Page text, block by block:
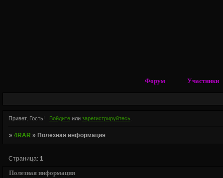
Форум Участники
Привет, Гость! Войдитеили зарегистрируйтесь.
»4RAR »Полезная информация
Полезная информация
Страница: 1